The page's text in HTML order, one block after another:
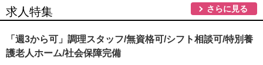
求人特集 さらに見る
「週3から可」調理スタッフ/無資格可/シフト相談可/特別養
護老人ホーム/社会保障完備